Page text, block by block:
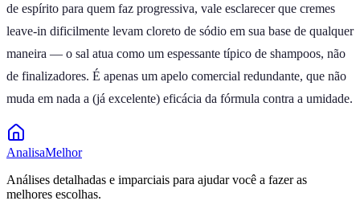
de espírito para quem faz progressiva, vale esclarecer que cremes
leave-in dificilmente levam cloreto de sódio em sua base de qualquer
maneira — o sal atua como um espessante típico de shampoos, não
de finalizadores. É apenas um apelo comercial redundante, que não
muda em nada a (já excelente) eficácia da fórmula contra a umidade.
AnalisaMelhor
Análises detalhadas e imparciais para ajudar você a fazer as
melhores escolhas.